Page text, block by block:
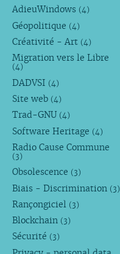
AdieuWindows (4)
Géopolitique (4)
Créativité - Art (4)
Migration vers le Libre
(4)
DADVSI (4)
Site web (4)
Trad-GNU (4)
Software Heritage (4)
Radio Cause Commune
(3)
Obsolescence (3)
Biais - Discrimination (3)
Rançongiciel (3)
Blockchain (3)
Sécurité (3)